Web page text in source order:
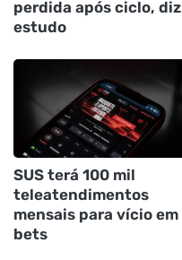
perdida após ciclo, diz
estudo
SUS terá 100 mil
teleatendimentos
mensais para vício em
bets